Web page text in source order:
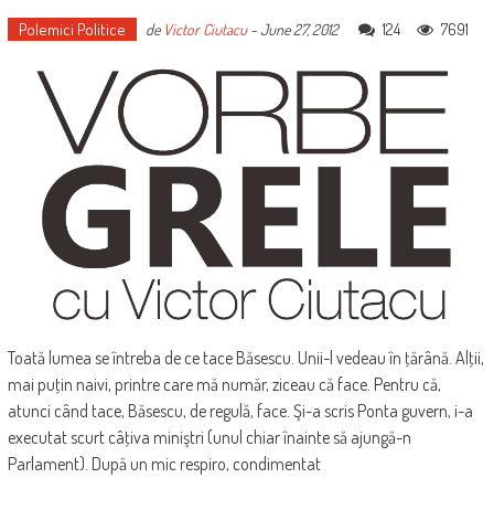
Polemici Politice de Victor Ciutacu-June 27, 2012 124 7691
Toată lumea se întreba de ce tace Băsescu. Unii-l vedeau în ţărână. Alţii,
mai puţin naivi, printre care mă număr, ziceau că face. Pentru că,
atunci când tace, Băsescu, de regulă, face. Şi-a scris Ponta guvern, i-a
executat scurt câţiva miniştri (unul chiar înainte să ajungă-n
Parlament). După un mic respiro, condimentat